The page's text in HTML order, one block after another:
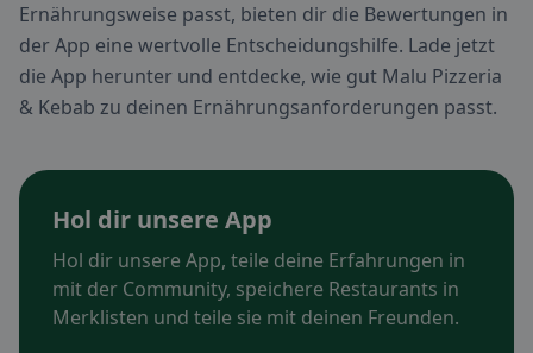
Ernährungsweise passt, bieten dir die Bewertungen in
der App eine wertvolle Entscheidungshilfe. Lade jetzt
die App herunter und entdecke, wie gut Malu Pizzeria
& Kebab zu deinen Ernährungsanforderungen passt.
Hol dir unsere App
Hol dir unsere App, teile deine Erfahrungen in
mit der Community, speichere Restaurants in
Merklisten und teile sie mit deinen Freunden.